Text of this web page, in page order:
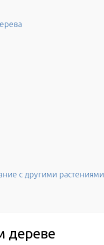
с другими растениями
дереве